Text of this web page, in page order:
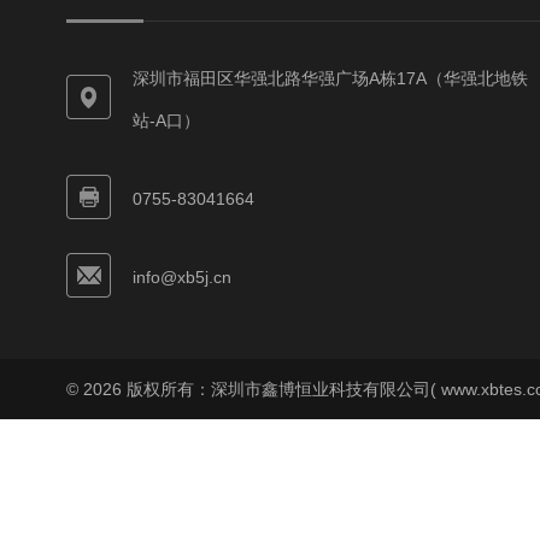
深圳市福田区华强北路华强广场A栋17A（华强北地铁
站-A口）
0755-83041664
info@xb5j.cn
© 2026 版权所有：深圳市鑫博恒业科技有限公司(